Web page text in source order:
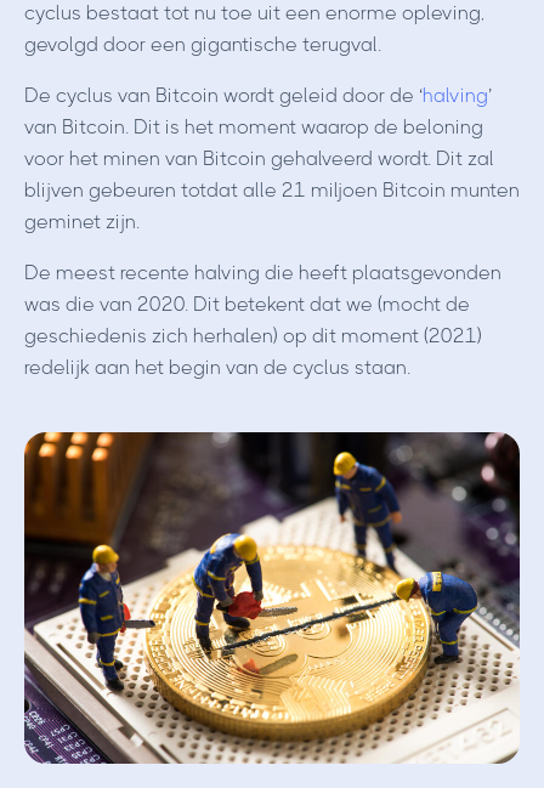
cyclus bestaat tot nu toe uit een enorme opleving,
gevolgd door een gigantische terugval.
De cyclus van Bitcoin wordt geleid door de ‘halving’
van Bitcoin. Dit is het moment waarop de beloning
voor het minen van Bitcoin gehalveerd wordt. Dit zal
blijven gebeuren totdat alle 21 miljoen Bitcoin munten
geminet zijn.
De meest recente halving die heeft plaatsgevonden
was die van 2020. Dit betekent dat we (mocht de
geschiedenis zich herhalen) op dit moment (2021)
redelijk aan het begin van de cyclus staan.